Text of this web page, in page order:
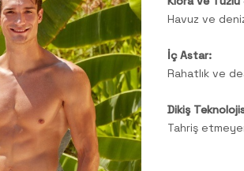
Havuz ve
İç Astar:
Rahatlık ve
Dikiş
Tahriş